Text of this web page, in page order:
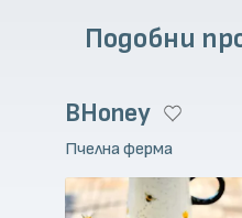
Подобни
BHoney
Пчелна ферма